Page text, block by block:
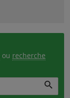
ou recherche